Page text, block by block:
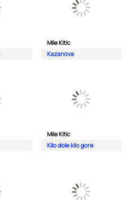
Mile Kitic
Kazanova
Mile Kitic
Kilo dole kilo gore